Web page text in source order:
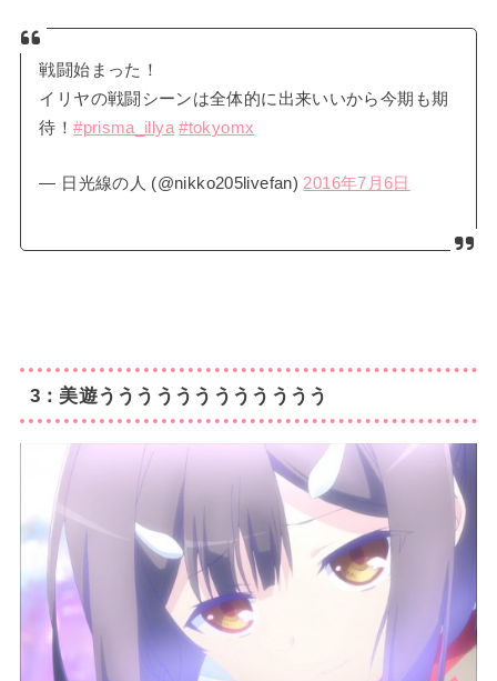
戦闘始まった！
イリヤの戦闘シーンは全体的に出来いいから今期も期
待！#prisma_illya #tokyomx
— 日光線の人 (@nikko205livefan) 2016年7月6日
3：美遊うううううううううううう